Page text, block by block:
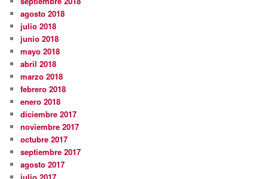
agosto 2018
julio 2018
junio 2018
mayo 2018
abril 2018
marzo 2018
febrero 2018
enero 2018
diciembre 2017
noviembre 2017
octubre 2017
septiembre 2017
agosto 2017